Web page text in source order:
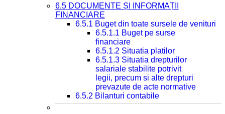
6.5 DOCUMENTE ȘI INFORMAȚII
FINANCIARE
6.5.1 Buget din toate sursele de venituri
6.5.1.1 Buget pe surse
financiare
6.5.1.2 Situatia platilor
6.5.1.3 Situatia drepturilor
salariale stabilite potrivit
legii, precum si alte drepturi
prevazute de acte normative
6.5.2 Bilanturi contabile